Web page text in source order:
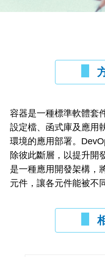
容器是一種標準軟體套
設定檔、函式庫及應用
環境的應用部署。
除彼此斷層，以提升開
是一種應用開發架構，
元件，讓各元件能被不